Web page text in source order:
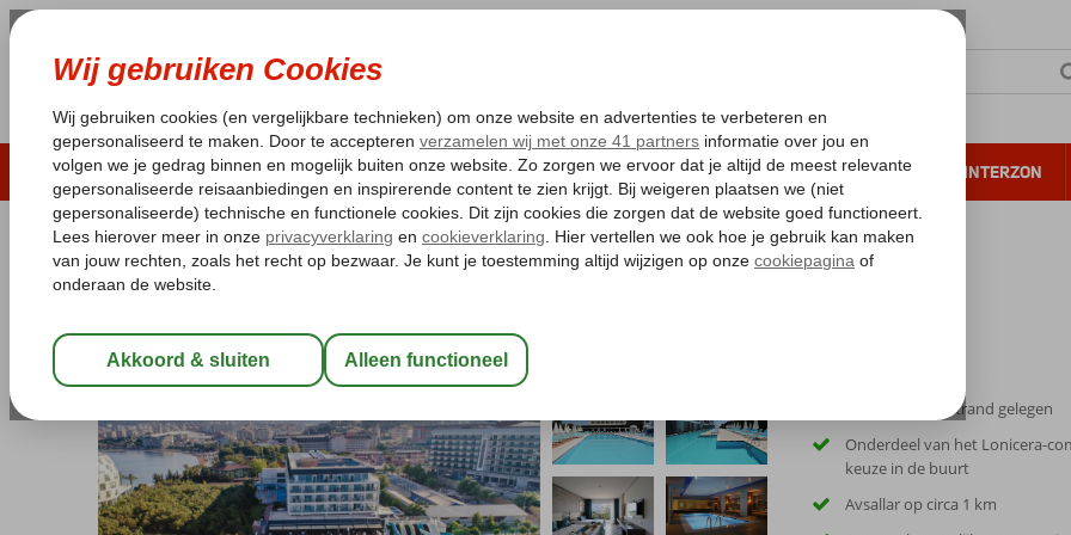
LAST MINUTE ZOMER 2026 ZONVAKANTIE VERRE REIZEN ALL INCLUSIVE WINTERZON
Pakketgarantie Laagsteprijsgarantie* Gratis annuleren*
Home
Turkije Turkse Riviera
Lonicera West Hotel
Ultra All Inclusive -Hotel
Direct aan het strand gelegen
Onderdeel van het Lonicera-
keuze in de buurt
Avsallar op circa 1 km